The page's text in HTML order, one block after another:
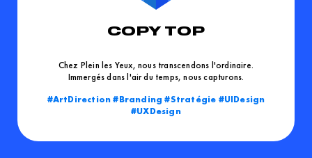
COPY TOP
Chez Plein les Yeux, nous transcendons l'ordinaire.
Immergés dans l'air du temps, nous capturons.
ArtDirection
Branding Stratégie
UIDesign
UXDesign